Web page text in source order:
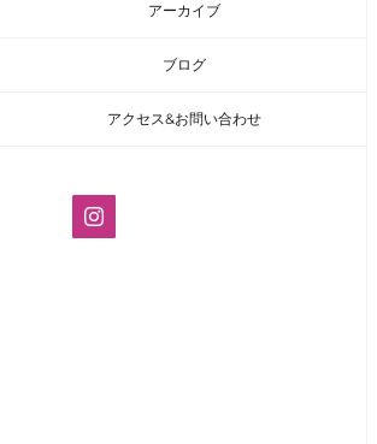
アーカイブ
ブログ
アクセス&お問い合わせ
Instagram